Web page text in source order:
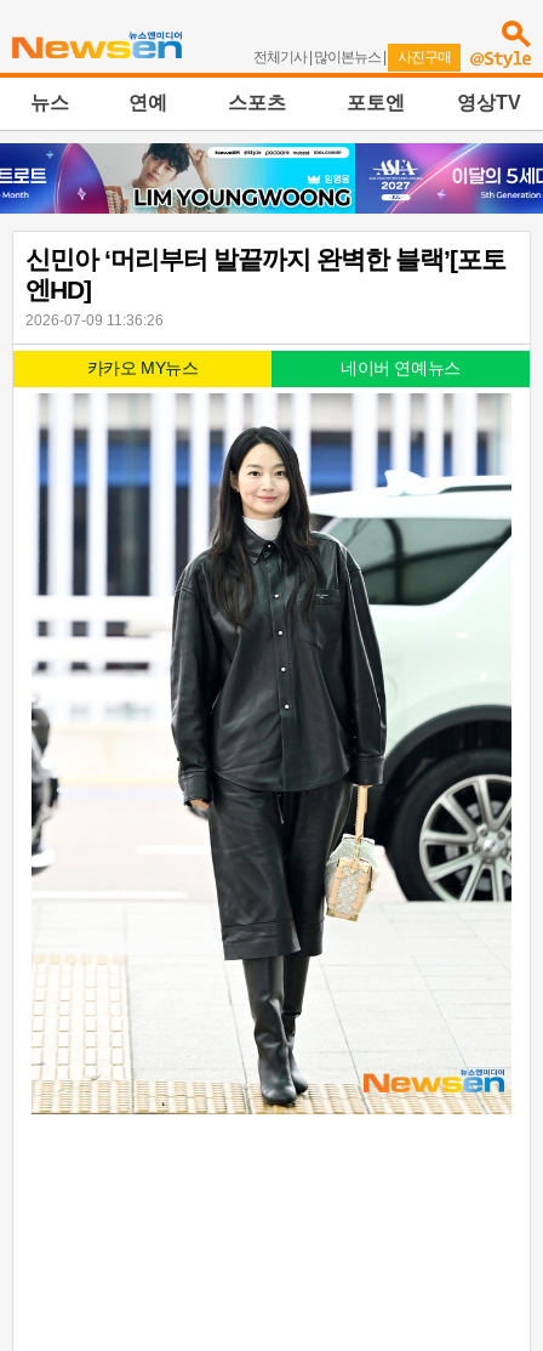
전체기사| 많이본뉴스 | 사진구매
뉴스 연예 스포츠 포토엔 영상TV
신민아 ‘머리부터 발끝까지 완벽한 블랙’[포토
엔HD]
2026-07-09 11:36:26
카카오 MY뉴스 네이버 연예뉴스